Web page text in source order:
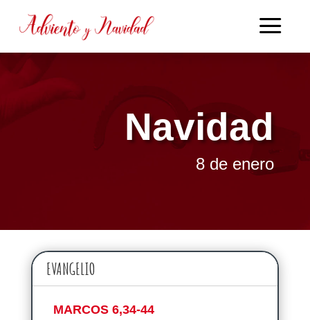
Navidad
8 de enero
EVANGELIO
MARCOS 6,34-44